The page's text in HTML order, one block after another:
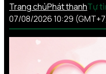
Trang chủPhát thanhTự
07/08/2026 10:29